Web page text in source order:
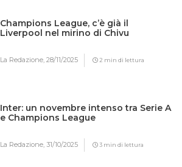
Champions League, c’è già il
Liverpool nel mirino di Chivu
La Redazione,28/11/2025 2 min di lettura
Inter: un novembre intenso tra Serie A
e Champions League
La Redazione,31/10/2025 3 min di lettura